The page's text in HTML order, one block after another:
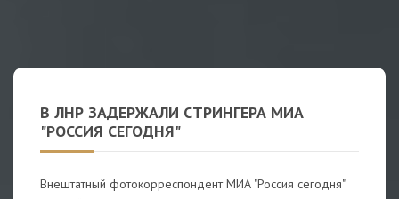
В ЛНР ЗАДЕРЖАЛИ СТРИНГЕРА МИА
"РОССИЯ СЕГОДНЯ"
Внештатный фотокорреспондент МИА "Россия сегодня"